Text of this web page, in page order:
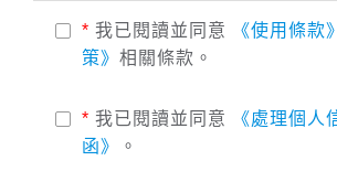
* 我已閱讀並同意 《使用條款》
策》 相關條款。
* 我已閱讀並同意
《處理個人
函》
。